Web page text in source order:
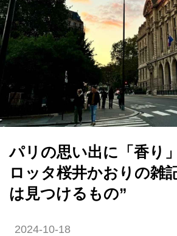
パリの思い出に「香り
ロッタ桜井かおりの雑
は見つけるもの”
2024-10-18